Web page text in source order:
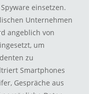
einsetzen.
Unternehmen
angeblich von
um
zu
Smartphones
Gespräche aus